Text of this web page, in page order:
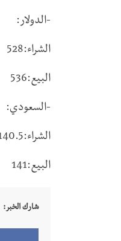
-الدولار:
الشراء:528
البيع:536
-السعودي:
الشراء:140.5
البيع:141
شارك الخبر: